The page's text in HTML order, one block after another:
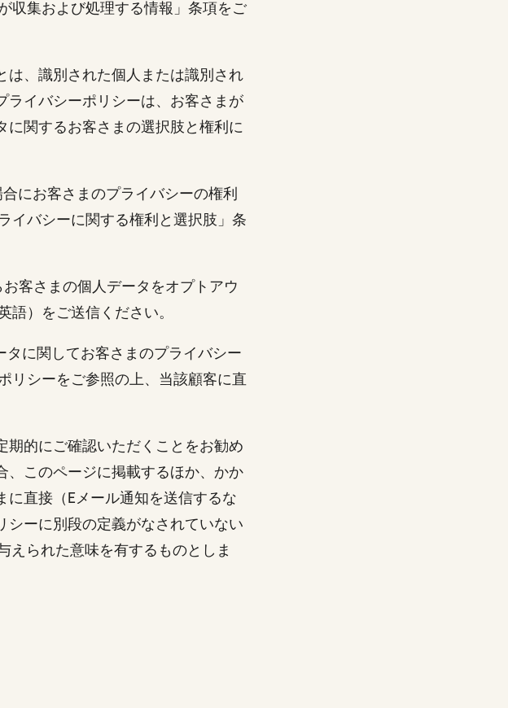
収集および処理する情報」条項をご
は、識別された個人または識別され
ライバシーポリシーは、お客さまが
に関するお客さまの選択肢と権利に
にお客さまのプライバシーの権利
イバシーに関する権利と選択肢」条
客さまの個人データをオプトアウ
英語）をご送信ください。
タに関してお客さまのプライバシー
リシーをご参照の上、当該顧客に直
的にご確認いただくことをお勧め
、このページに掲載するほか、かか
直接（Eメール通知を送信するな
シーに別段の定義がなされていない
えられた意味を有するものとしま